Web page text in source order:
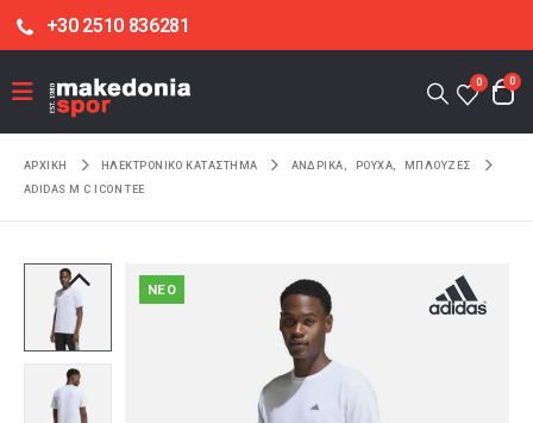
+30 2510 836281
0 0
ΑΡΧΙΚΉ ΗΛΕΚΤΡΟΝΙΚΌ ΚΑΤΆΣΤΗΜΑ ΑΝΔΡΙΚΑ ΡΟΥΧΑ
ΜΠΛΟΥΖΕΣ
ADIDAS M C ICON TEE
NEO